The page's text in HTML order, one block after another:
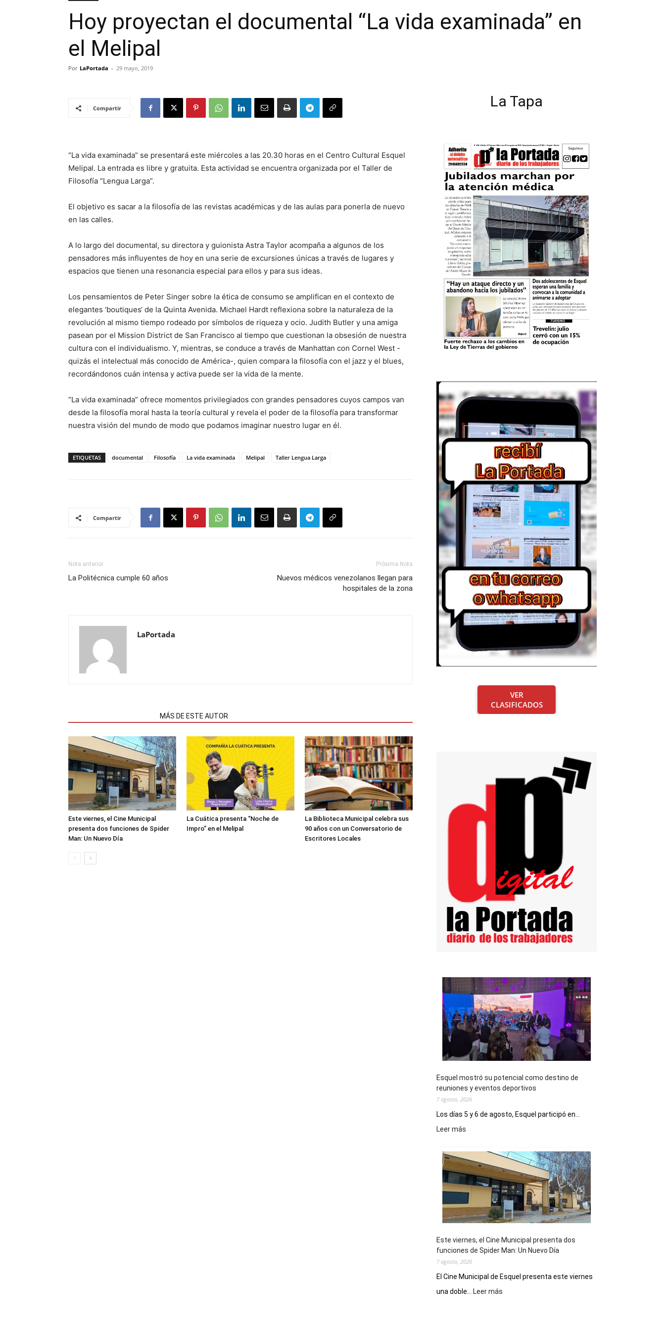
Hoy proyectan el documental “La vida examinada” en
el Melipal
Por LaPortada - 29 mayo, 2019
Compartir
“La vida examinada” se presentará este miércoles a las 20.30 horas en el Centro Cultural Esquel
Melipal. La entrada es libre y gratuita. Esta actividad se encuentra organizada por el Taller de
Filosofía “Lengua Larga”.
El objetivo es sacar a la filosofía de las revistas académicas y de las aulas para ponerla de nuevo
en las calles.
A lo largo del documental, su directora y guionista Astra Taylor acompaña a algunos de los
pensadores más influyentes de hoy en una serie de excursiones únicas a través de lugares y
espacios que tienen una resonancia especial para ellos y para sus ideas.
Los pensamientos de Peter Singer sobre la ética de consumo se amplifican en el contexto de
elegantes ‘boutiques‘ de la Quinta Avenida. Michael Hardt reflexiona sobre la naturaleza de la
revolución al mismo tiempo rodeado por símbolos de riqueza y ocio. Judith Butler y una amiga
pasean por el Mission District de San Francisco al tiempo que cuestionan la obsesión de nuestra
cultura con el individualismo. Y, mientras, se conduce a través de Manhattan con Cornel West -
quizás el intelectual más conocido de América-, quien compara la filosofía con el jazz y el blues,
recordándonos cuán intensa y activa puede ser la vida de la mente.
“La vida examinada” ofrece momentos privilegiados con grandes pensadores cuyos campos van
desde la filosofía moral hasta la teoría cultural y revela el poder de la filosofía para transformar
nuestra visión del mundo de modo que podamos imaginar nuestro lugar en él.
ETIQUETAS documental Filosofía La vida examinada Melipal Taller Lengua Larga
Compartir
Nota anterior
La Politécnica cumple 60 años
Próxima Nota
Nuevos médicos venezolanos llegan para
hospitales de la zona
LaPortada
MÁS DE ESTE AUTOR
Este viernes, el Cine Municipal
presenta dos funciones de Spider
Man: Un Nuevo Día
La Cuática presenta “Noche de
Impro” en el Melipal
La Biblioteca Municipal celebra sus
90 años con un Conversatorio de
Escritores Locales
La Tapa
VER
CLASIFICADOS
Esquel mostró su potencial como destino de
reuniones y eventos deportivos
7 agosto, 2026
Los días 5 y 6 de agosto, Esquel participó en...
Leer más
su
potencial
como
destino
de
reuniones
y
deportivos
Este viernes, el Cine Municipal presenta dos
funciones de Spider Man: Un Nuevo Día
7 agosto, 2026
El Cine Municipal de Esquel presenta este viernes
una doble...
Leer más